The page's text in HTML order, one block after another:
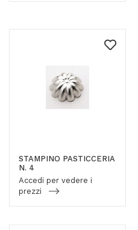
STAMPINO PASTICCERIA
N. 4
Accedi per vedere i
prezzi